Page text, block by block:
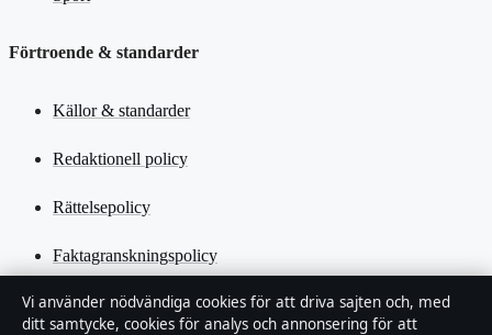
Förtroende & standarder
Källor & standarder
Redaktionell policy
Rättelsepolicy
Faktagranskningspolicy
Ägande & finansiering
Vi använder nödvändiga cookies för att driva sajten och, med
ditt samtycke, cookies för analys och annonsering för att